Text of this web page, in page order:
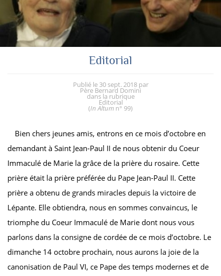
Editorial
Publié le 30 sept. 2018 par
Père Bernard Domini
dans la rubrique
Editorial
(In Altum n° 99)
Bien chers jeunes amis, entrons en ce mois d’octobre en
demandant à Saint Jean-Paul II de nous obtenir du Coeur
Immaculé de Marie la grâce de la prière du rosaire. Cette
prière était la prière préférée du Pape Jean-Paul II. Cette
prière a obtenu de grands miracles depuis la victoire de
Lépante. Elle obtiendra, nous en sommes convaincus, le
triomphe du Coeur Immaculé de Marie dont nous vous
parlons dans la consigne de cordée de ce mois d’octobre. Le
dimanche 14 octobre prochain, nous aurons la joie de la
canonisation de Paul VI, ce Pape des temps modernes et de